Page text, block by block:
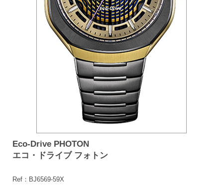
Eco-Drive PHOTON
エコ・ドライブ フォトン
Ref：BJ6569-59X